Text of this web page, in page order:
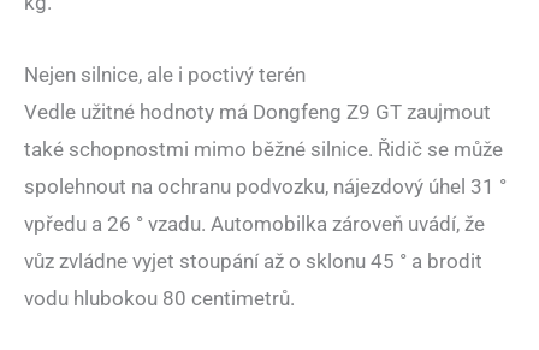
Nejen silnice, ale i poctivý terén
Vedle užitné hodnoty má Dongfeng Z9 GT zaujmout
také schopnostmi mimo běžné silnice. Řidič se může
spolehnout na ochranu podvozku, nájezdový úhel 31 °
vpředu a 26 ° vzadu. Automobilka zároveň uvádí, že
vůz zvládne vyjet stoupání až o sklonu 45 ° a brodit
vodu hlubokou 80 centimetrů.